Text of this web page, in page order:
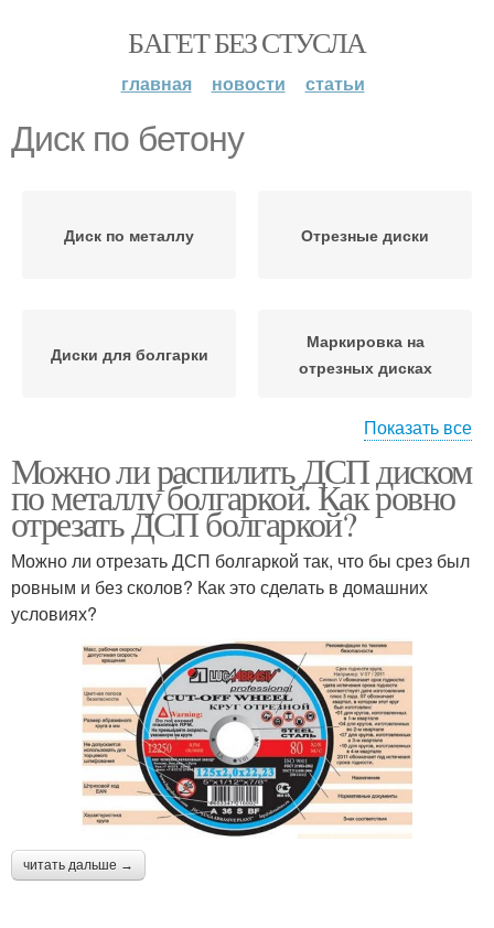
БАГЕТ БЕЗ СТУСЛА
главная новости статьи
Диск по бетону
Диск по металлу Отрезные диски
Диски для болгарки
Маркировка на
отрезных дисках
Абразивные диски Диски по дереву
Алмазные диски Диск для болгарки
Диск по дереву
Показать все
Можно ли распилить ДСП диском
по металлу болгаркой. Как ровно
отрезать ДСП болгаркой?
Можно ли отрезать ДСП болгаркой так, что бы срез был
ровным и без сколов? Как это сделать в домашних
условиях?
читать дальше →